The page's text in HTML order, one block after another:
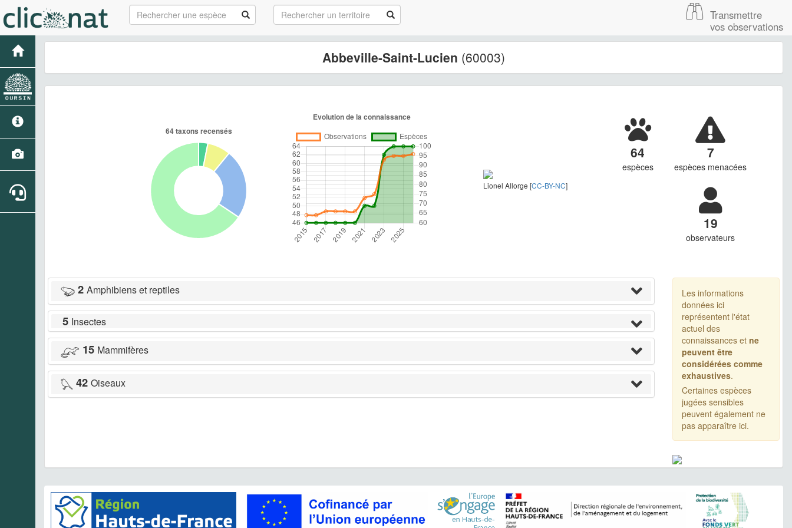
Transmettre
vos observations
Abbeville-Saint-Lucien (60003)
Lionel Allorge [CC-BY-NC]
64
espèces
7
espèces menacées
19
observateurs
2 Amphibiens et reptiles
5 Insectes
15 Mammifères
42 Oiseaux
Les informations
données ici
représentent l'état
actuel des
connaissances et ne
peuvent être
considérées comme
exhaustives.
Certaines espèces
jugées sensibles
peuvent également ne
pas apparaître ici.